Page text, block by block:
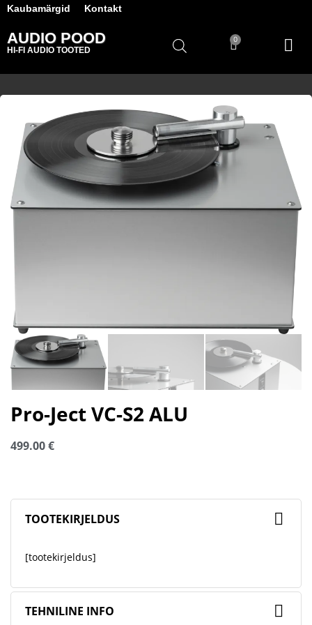
Kaubamärgid Kontakt
AUDIO POOD
HI-FI AUDIO TOOTED
0
Pro-Ject VC-S2 ALU
499.00€
TOOTEKIRJELDUS
[tootekirjeldus]
TEHNILINE INFO